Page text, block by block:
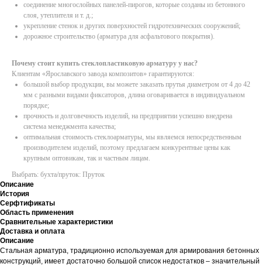
соединение многослойных панелей-пирогов, которые созданы из бетонного
слоя, утеплителя и т. д.;
укрепление стенок и других поверхностей гидротехнических сооружений;
дорожное строительство (арматура для асфальтового покрытия).
Почему стоит купить стеклопластиковую арматуру у нас?
Клиентам «Ярославского завода композитов» гарантируются:
большой выбор продукции, вы можете заказать прутья диаметром от 4 до 42
мм с разными видами фиксаторов, длина оговаривается в индивидуальном
порядке;
прочность и долговечность изделий, на предприятии успешно внедрена
система менеджмента качества;
оптимальная стоимость стеклоарматуры, мы являемся непосредственным
производителем изделий, поэтому предлагаем конкурентные цены как
крупным оптовикам, так и частным лицам.
Выбрать: бухта/пруток: Пруток
Описание
История
Серфтификаты
Область применения
Сравнительные характеристики
Доставка и оплата
Описание
Стальная арматура, традиционно используемая для армирования бетонных
конструкций, имеет достаточно большой список недостатков – значительный